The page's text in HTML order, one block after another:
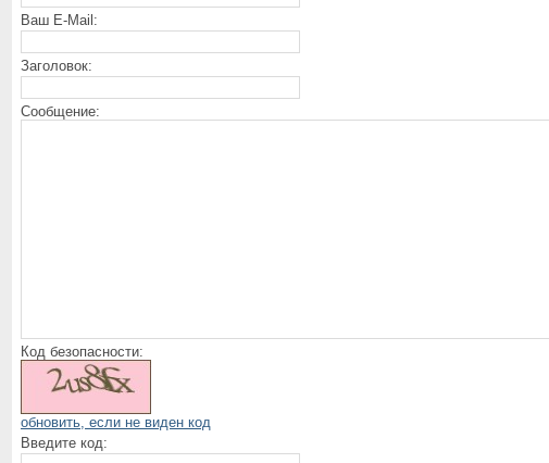
Ваш E-Mail:
Заголовок:
Сообщение:
Код безопасности:
обновить, если не виден код
Введите код: